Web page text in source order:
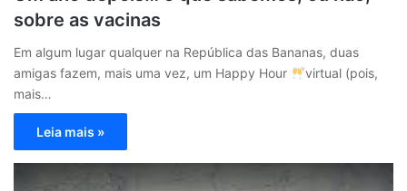
sobre as vacinas
Em algum lugar qualquer na República das Bananas, duas
amigas fazem, mais uma vez, um Happy Hour
virtual (pois,
mais…
Leia mais »